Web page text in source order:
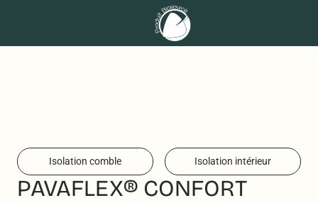
Isolation comble Isolation intérieur
PAVAFLEX® CONFORT